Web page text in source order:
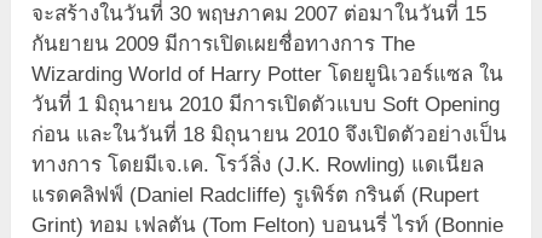
จะสร้างในวันที่ 30 พฤษภาคม 2007 ต่อมาในวันที่ 15
กันยายน 2009 มีการเปิดเผยชื่อทางการ The
Wizarding World of Harry Potter โดยยูนิเวอร์แซล ใน
วันที่ 1 มิถุนายน 2010 มีการเปิดตัวแบบ Soft Opening
ก่อน และในวันที่ 18 มิถุนายน 2010 จึงเปิดตัวอย่างเป็น
ทางการ โดยมีเจ.เค. โรว์ลิ่ง (J.K. Rowling) แดเนียล
แรดคลิฟฟ์ (Daniel Radcliffe) รูเพิร์ต กรินต์ (Rupert
Grint) ทอม เฟลตัน (Tom Felton) บอนนรี่ ไรท์ (Bonnie